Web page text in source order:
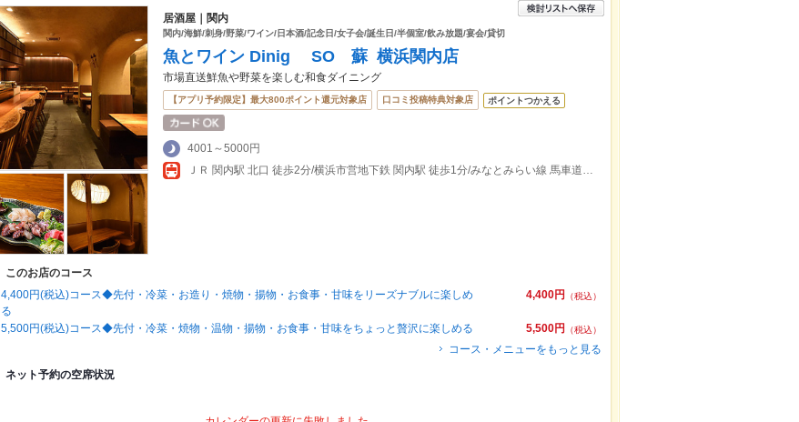
居酒屋｜関内
関内/海鮮/刺身/野菜/ワイン/日本酒/記念日/女子会/誕生日/半個室/飲み放題/宴会/貸切
魚とワイン Dinig SO 蘇 横浜関内店
市場直送鮮魚や野菜を楽しむ和食ダイニング
【アプリ予約限定】最大800ポイント還元対象店 口コミ投稿特典対象店 ポイントつかえる
4001～5000円
ＪＲ 関内駅 北口 徒歩2分/横浜市営地下鉄 関内駅 徒歩1分/みなとみらい線 馬車道駅 徒歩7分
このお店のコース
4,400円
（税込）
4,400円(税込)コース◆先付・冷菜・お造り・焼物・揚物・お食事・甘味をリーズナブルに楽しめ
る
5,500円
（税込）
5,500円(税込)コース◆先付・冷菜・焼物・温物・揚物・お食事・甘味をちょっと贅沢に楽しめる
コース・メニューをもっと見る
ネット予約の空席状況